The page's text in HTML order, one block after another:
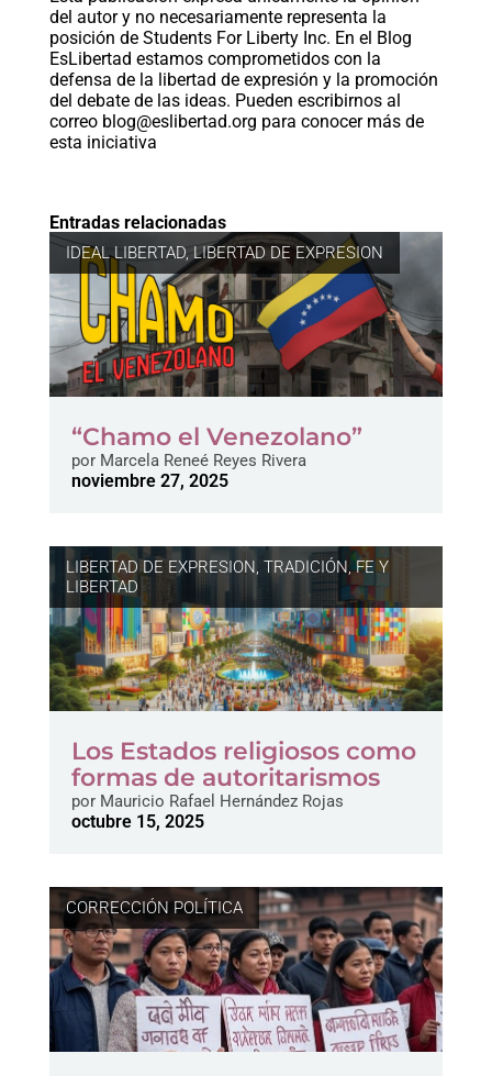
del autor y no necesariamente representa la
posición de Students For Liberty Inc. En el Blog
EsLibertad estamos comprometidos con la
defensa de la libertad de expresión y la promoción
del debate de las ideas. Pueden escribirnos al
correo blog@eslibertad.org para conocer más de
esta iniciativa
Entradas relacionadas
IDEAL LIBERTAD, LIBERTAD DE EXPRESION
“Chamo el Venezolano”
porMarcela Reneé Reyes Rivera
noviembre 27, 2025
LIBERTAD DE EXPRESION, TRADICIÓN, FE Y
LIBERTAD
Los Estados religiosos como
formas de autoritarismos
porMauricio Rafael Hernández Rojas
octubre 15, 2025
CORRECCIÓN POLÍTICA